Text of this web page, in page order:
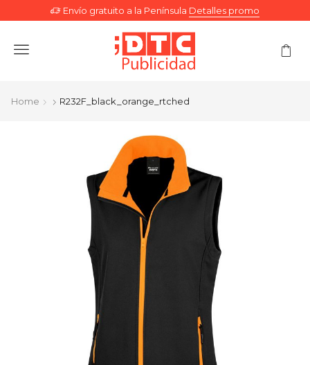
Envío gratuito a la Península Detalles promo
Menu
Home R232F_black_orange_rtched